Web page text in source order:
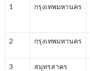
1 กรุงเทพมหานคร
2 กรุงเทพมหานคร
3 สมุทรสาคร